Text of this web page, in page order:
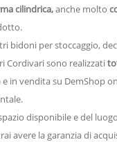
cilindrica,anche molto
bidoni per stoccaggio,
Cordivari sono realizzati
e in vendita su DemShop
disponibile e del
avere la garanzia di